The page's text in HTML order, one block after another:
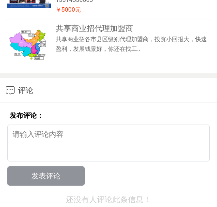
￥5000元
共享商业招代理加盟商
共享商业招各市县区级别代理加盟商，投资小回报大，快速
盈利，发展钱景好，你还在找工..
 评论
发布评论：
还没有人评论此条信息！